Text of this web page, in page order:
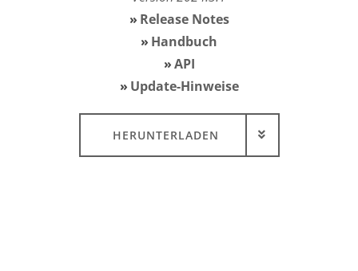
Release Notes
Handbuch
API
Update-Hinweise
HERUNTERLADEN